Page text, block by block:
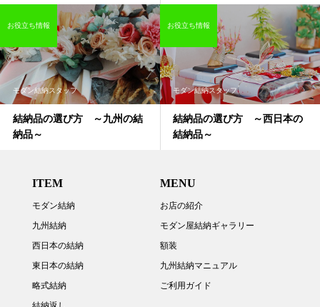
モダン結納スタッフ
結納品の選び方 ～九州の結
納品～
お役立ち情報
モダン結納スタッフ
結納品の選び方 ～西日本の
結納品～
お役立ち情報
ITEM
モダン結納
九州結納
西日本の結納
東日本の結納
略式結納
MENU
お店の紹介
モダン屋結納ギャラリー
額装
九州結納マニュアル
ご利用ガイド